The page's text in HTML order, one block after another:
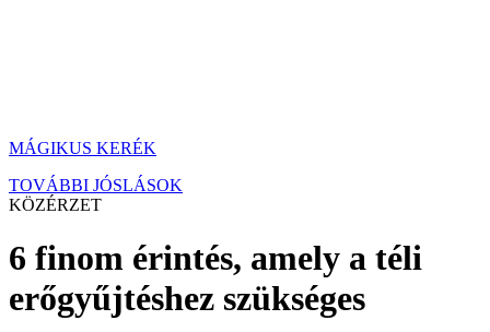
MÁGIKUS KERÉK
TOVÁBBI JÓSLÁSOK
KÖZÉRZET
6 finom érintés, amely a téli
erőgyűjtéshez szükséges